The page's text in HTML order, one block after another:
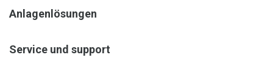
Anlagenlösungen
Service und support